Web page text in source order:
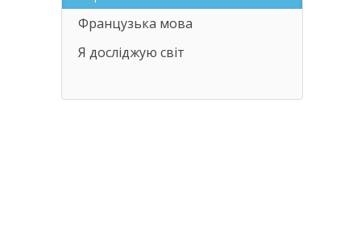
Французька мова
Я досліджую світ